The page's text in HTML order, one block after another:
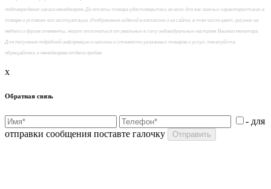
подтверждения заказа менеджером. До оплаты товара удостоверьтесь во всех для вас важных характеристиках в
товаре и условиях его эксплуатации. Изображения изделий в каталоге и на сайте, в том числе цвет, рисунок на
мебели и другие элементы, могут отличаться от реальных в силу индивидуальных настроек Вашего монитора.
Для получения подробной информации о наличии и стоимости указанных товаров и услуг, пожалуйста,
обращайтесь к менеджерам отдела продаж
x
Обратная связь
- для
отправки сообщения поставте галочку